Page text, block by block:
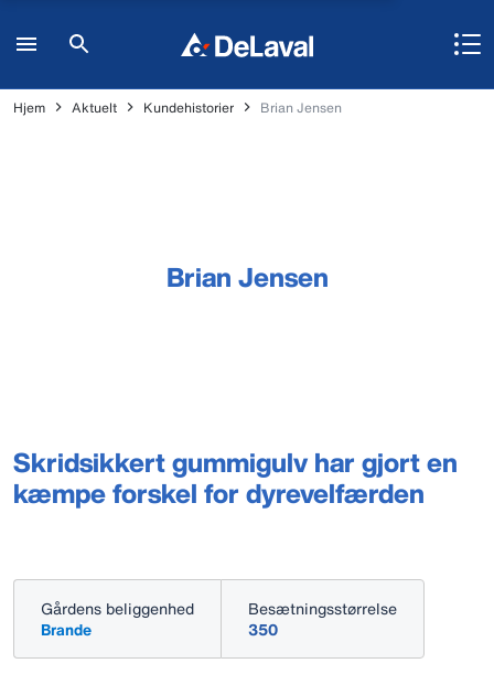
Hjem Aktuelt Kundehistorier Brian Jensen
Brian Jensen
Skridsikkert gummigulv har gjort en
kæmpe forskel for dyrevelfærden
Gårdens beliggenhed
Brande
Besætningsstørrelse
350